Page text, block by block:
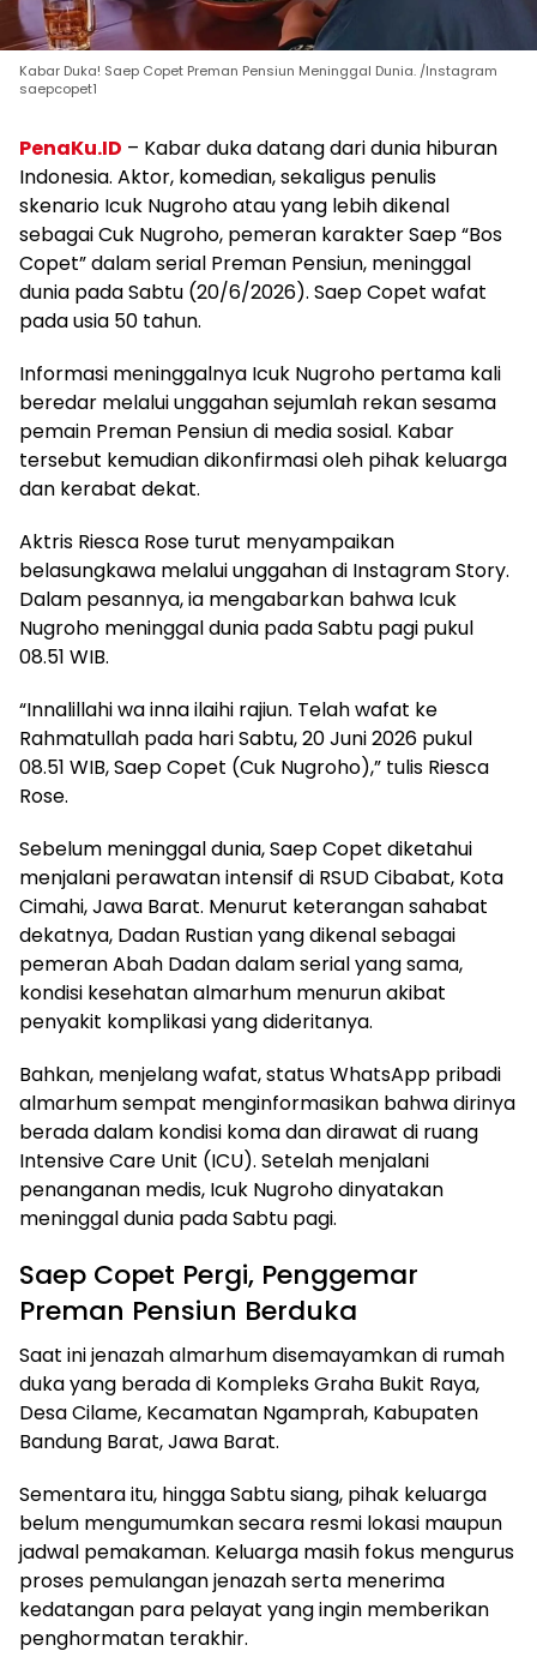
Kabar Duka! Saep Copet Preman Pensiun Meninggal Dunia. /Instagram
saepcopet1
PenaKu.ID – Kabar duka datang dari dunia hiburan
Indonesia. Aktor, komedian, sekaligus penulis
skenario Icuk Nugroho atau yang lebih dikenal
sebagai Cuk Nugroho, pemeran karakter Saep “Bos
Copet” dalam serial Preman Pensiun, meninggal
dunia pada Sabtu (20/6/2026). Saep Copet wafat
pada usia 50 tahun.
Informasi meninggalnya Icuk Nugroho pertama kali
beredar melalui unggahan sejumlah rekan sesama
pemain Preman Pensiun di media sosial. Kabar
tersebut kemudian dikonfirmasi oleh pihak keluarga
dan kerabat dekat.
Aktris Riesca Rose turut menyampaikan
belasungkawa melalui unggahan di Instagram Story.
Dalam pesannya, ia mengabarkan bahwa Icuk
Nugroho meninggal dunia pada Sabtu pagi pukul
08.51 WIB.
“Innalillahi wa inna ilaihi rajiun. Telah wafat ke
Rahmatullah pada hari Sabtu, 20 Juni 2026 pukul
08.51 WIB, Saep Copet (Cuk Nugroho),” tulis Riesca
Rose.
Sebelum meninggal dunia, Saep Copet diketahui
menjalani perawatan intensif di RSUD Cibabat, Kota
Cimahi, Jawa Barat. Menurut keterangan sahabat
dekatnya, Dadan Rustian yang dikenal sebagai
pemeran Abah Dadan dalam serial yang sama,
kondisi kesehatan almarhum menurun akibat
penyakit komplikasi yang dideritanya.
Bahkan, menjelang wafat, status WhatsApp pribadi
almarhum sempat menginformasikan bahwa dirinya
berada dalam kondisi koma dan dirawat di ruang
Intensive Care Unit (ICU). Setelah menjalani
penanganan medis, Icuk Nugroho dinyatakan
meninggal dunia pada Sabtu pagi.
Saep Copet Pergi, Penggemar
Preman Pensiun Berduka
Saat ini jenazah almarhum disemayamkan di rumah
duka yang berada di Kompleks Graha Bukit Raya,
Desa Cilame, Kecamatan Ngamprah, Kabupaten
Bandung Barat, Jawa Barat.
Sementara itu, hingga Sabtu siang, pihak keluarga
belum mengumumkan secara resmi lokasi maupun
jadwal pemakaman. Keluarga masih fokus mengurus
proses pemulangan jenazah serta menerima
kedatangan para pelayat yang ingin memberikan
penghormatan terakhir.